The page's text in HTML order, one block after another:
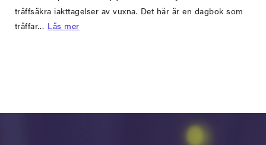
träffsäkra iakttagelser av vuxna. Det här är en dagbok som
träffar… Läs mer